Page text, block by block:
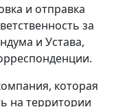
и отправка
за
и Устава,
которая
на территории